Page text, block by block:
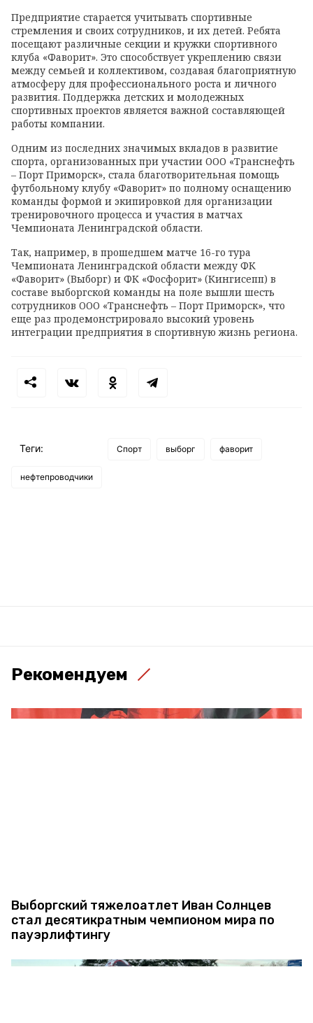
Предприятие старается учитывать спортивные
стремления и своих сотрудников, и их детей. Ребята
посещают различные секции и кружки спортивного
клуба «Фаворит». Это способствует укреплению связи
между семьей и коллективом, создавая благоприятную
атмосферу для профессионального роста и личного
развития. Поддержка детских и молодежных
спортивных проектов является важной составляющей
работы компании.
Одним из последних значимых вкладов в развитие
спорта, организованных при участии ООО «Транснефть
– Порт Приморск», стала благотворительная помощь
футбольному клубу «Фаворит» по полному оснащению
команды формой и экипировкой для организации
тренировочного процесса и участия в матчах
Чемпионата Ленинградской области.
Так, например, в прошедшем матче 16-го тура
Чемпионата Ленинградской области между ФК
«Фаворит» (Выборг) и ФК «Фосфорит» (Кингисепп) в
составе выборгской команды на поле вышли шесть
сотрудников ООО «Транснефть – Порт Приморск», что
еще раз продемонстрировало высокий уровень
интеграции предприятия в спортивную жизнь региона.
Теги: Спорт выборг фаворит
нефтепроводчики
Рекомендуем
Выборгский тяжелоатлет Иван Солнцев
стал десятикратным чемпионом мира по
пауэрлифтингу